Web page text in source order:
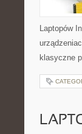
Laptopów
klasyczne